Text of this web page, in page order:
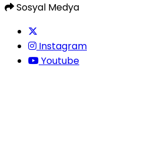
Sosyal Medya
Instagram
Youtube